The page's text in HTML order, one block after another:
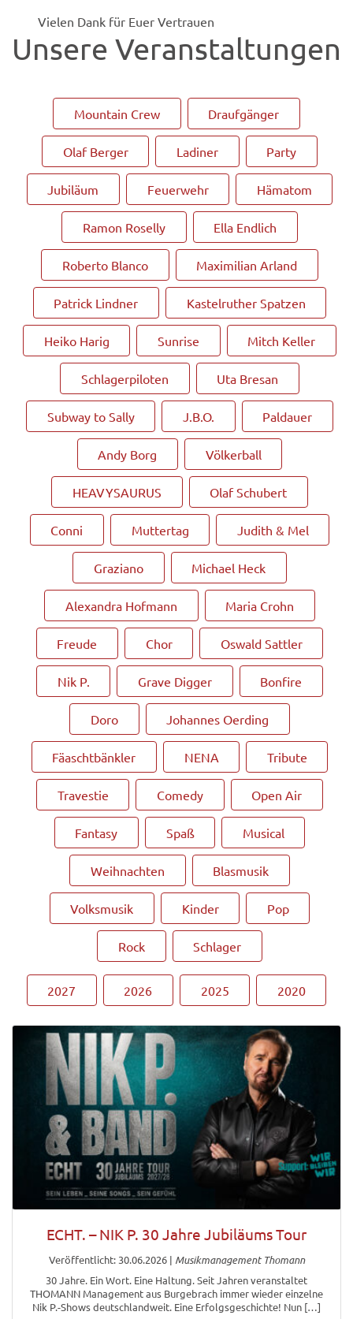
Vielen Dank für Euer Vertrauen
Unsere Veranstaltungen
Mountain Crew Draufgänger
Olaf Berger Ladiner Party
Jubiläum Feuerwehr Hämatom
Ramon Roselly Ella Endlich
Roberto Blanco Maximilian Arland
Patrick Lindner Kastelruther Spatzen
Heiko Harig Sunrise Mitch Keller
Schlagerpiloten Uta Bresan
Subway to Sally J.B.O. Paldauer
Andy Borg Völkerball
HEAVYSAURUS Olaf Schubert
Conni Muttertag Judith & Mel
Graziano Michael Heck
Alexandra Hofmann Maria Crohn
Freude Chor Oswald Sattler
Nik P. Grave Digger Bonfire
Doro Johannes Oerding
Fäaschtbänkler NENA Tribute
Travestie Comedy Open Air
Fantasy Spaß Musical
Weihnachten Blasmusik
Volksmusik Kinder Pop
Rock Schlager
2027 2026 2025 2020
ECHT. – NIK P. 30 Jahre Jubiläums Tour
Veröffentlicht: 30.06.2026| Musikmanagement Thomann
30 Jahre. Ein Wort. Eine Haltung. Seit Jahren veranstaltet
THOMANN Management aus Burgebrach immer wieder einzelne
Nik P.-Shows deutschlandweit. Eine Erfolgsgeschichte! Nun […]